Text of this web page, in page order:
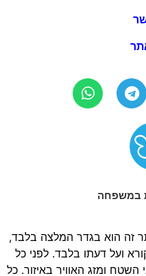
במשפחה
זה הוא בגדר המלצה בלבד,
ועל דעתו בלבד. לפני כל
ומזג האוויר באיזור. כל